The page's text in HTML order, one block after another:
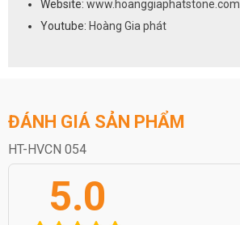
Website: www.hoanggiaphatstone.com
Youtube: Hoàng Gia phát
ĐÁNH GIÁ SẢN PHẨM
HT-HVCN 054
5.0